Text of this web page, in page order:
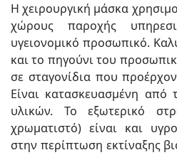
Η χειρουργική μάσκα
χώρους παροχής
υγειονομικό προσωπικό.
και το πηγούνι του
σε σταγονίδια που
Είναι κατασκευασμένη από
υλικών. Το εξωτερικό
χρωματιστό) είναι και
στην περίπτωση εκτίναξης